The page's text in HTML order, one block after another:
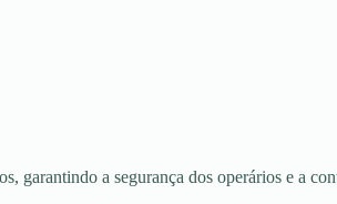
garantindo a segurança dos operários e a